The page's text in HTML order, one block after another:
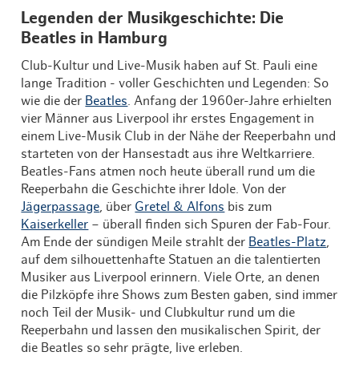
Legenden der Musikgeschichte: Die
Beatles in Hamburg
Club-Kultur und Live-Musik haben auf St. Pauli eine
lange Tradition - voller Geschichten und Legenden: So
wie die der Beatles . Anfang der 1960er-Jahre erhielten
vier Männer aus Liverpool ihr erstes Engagement in
einem Live-Musik Club in der Nähe der Reeperbahn und
starteten von der Hansestadt aus ihre Weltkarriere.
Beatles-Fans atmen noch heute überall rund um die
Reeperbahn die Geschichte ihrer Idole. Von der
Jägerpassage , über Gretel & Alfons bis zum
Kaiserkeller – überall finden sich Spuren der Fab-Four.
Am Ende der sündigen Meile strahlt der Beatles-Platz
auf dem silhouettenhafte Statuen an die talentierten
Musiker aus Liverpool erinnern. Viele Orte, an denen
die Pilzköpfe ihre Shows zum Besten gaben, sind immer
noch Teil der Musik- und Clubkultur rund um die
Reeperbahn und lassen den musikalischen Spirit, der
die Beatles so sehr prägte, live erleben.